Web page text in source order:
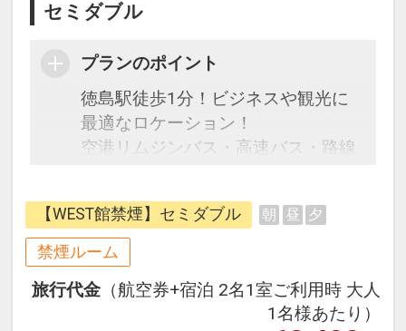
セミダブル
プランのポイント
徳島駅徒歩1分！ビジネスや観光に
最適なロケーション！
空港リムジンバス・高速バス・路線
セスの良い立地。
広くゆったりとした客室はすべての
客室にWi-Fi・有線LANを完備してお
り、お客様のビジネスシーンをサポ
ートいたします。
また、NETFLIXやYouTube対応のス
【WEST館禁煙】セミダブル 朝 昼 夕
禁煙ルーム
旅行代金 （航空券+宿泊 2名1室ご利用時 大人
1名様あたり）